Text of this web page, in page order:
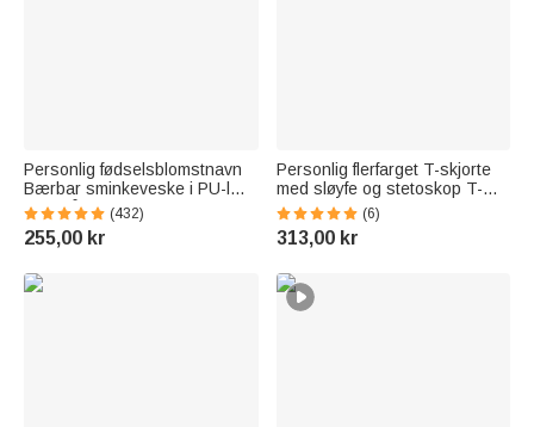
Personlig fødselsblomstnavn
Bærbar sminkeveske i PU-lær
med håndtak og flere rom
Reisetilbehør Bursdagsgave til
kvinner Jenter
(432)
255,00 kr
Personlig flerfarget T-skjorte
med sløyfe og stetoskop T-
skjorte med navn
Sykepleieruke Bursdagsgave
til sykepleier lege medisinsk
(6)
313,00 kr